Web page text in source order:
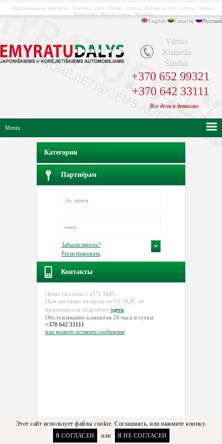
Оригинальные запчасти Toyota, Lexus, Nissan, Infiniti, Honda, Acura, Subaru, Suzuki,
Mitsubishi, Mazda, Isuzu, Hyundai
English
Lietuvių Русский
Vilnius
Klaipėda
Šiauliai
+370 652 99321
+370 642 33111
Bсе дело в деталях
Meniu
Категории
Партнёрам
Забыли пароль?
Регистрировать
Контакты
Цены указаны с 21% НДС.
При доставке за пределы EC НДС не
применяется подробнее здесь
Обслуживание клиентов 24 часа в сутки
+370 642 33111
или можете оставить сообщение
Правила покупки
Этот сайт использует файлы cookie. Соглашаясь, или нажмите кнопку.
Я СОГЛАСЕН
или Я НЕ СОГЛАСЕН